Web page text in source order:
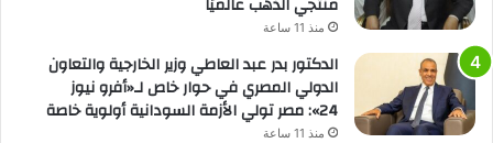
منتجي الذهب عالميًا
منذ 11 ساعة
الدكتور بدر عبد العاطي وزير الخارجية والتعاون
الدولي المصري في حوار خاص لـ«أفرو نيوز
24»: مصر تولي الأزمة السودانية أولوية خاصة
منذ 11 ساعة